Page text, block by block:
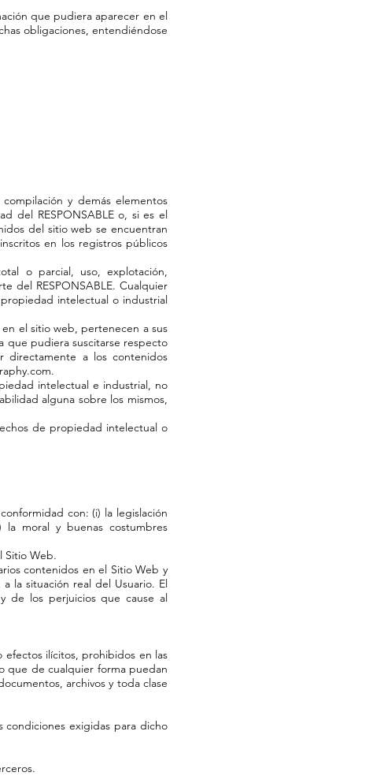
que pudiera aparecer en el
obligaciones, entendiéndose
y demás elementos
del RESPONSABLE o, si es el
del sitio web se encuentran
en los registros públicos
o parcial, uso, explotación,
del RESPONSABLE. Cualquier
intelectual o industrial
el sitio web, pertenecen a sus
que pudiera suscitarse respecto
directamente a los contenidos
intelectual e industrial, no
alguna sobre los mismos,
de propiedad intelectual o
con: (i) la legislación
moral y buenas costumbres
Sitio Web.
contenidos en el Sitio Web y
la situación real del Usuario. El
de los perjuicios que cause al
ilícitos, prohibidos en las
que de cualquier forma puedan
archivos y toda clase
exigidas para dicho